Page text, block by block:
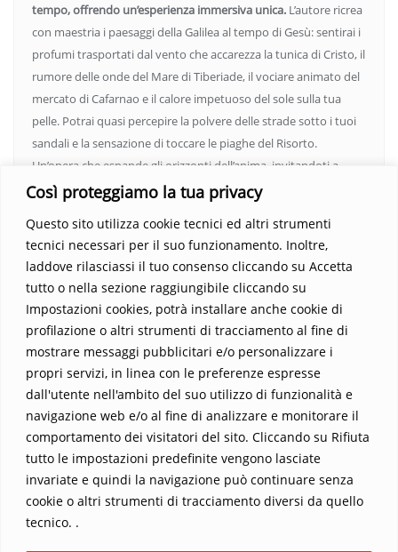
Così proteggiamo la tua privacy
Questo sito utilizza cookie tecnici ed altri strumenti
tecnici necessari per il suo funzionamento. Inoltre,
laddove rilasciassi il tuo consenso cliccando su Accetta
tutto o nella sezione raggiungibile cliccando su
Impostazioni cookies, potrà installare anche cookie di
profilazione o altri strumenti di tracciamento al fine di
mostrare messaggi pubblicitari e/o personalizzare i
propri servizi, in linea con le preferenze espresse
dall'utente nell'ambito del suo utilizzo di funzionalità e
navigazione web e/o al fine di analizzare e monitorare il
comportamento dei visitatori del sito. Cliccando su Rifiuta
tutto le impostazioni predefinite vengono lasciate
invariate e quindi la navigazione può continuare senza
cookie o altri strumenti di tracciamento diversi da quello
tecnico. .
tempo, offrendo un’esperienza immersiva unica. L’autore ricrea
con maestria i paesaggi della Galilea al tempo di Gesù: sentirai i
profumi trasportati dal vento che accarezza la tunica di Cristo, il
rumore delle onde del Mare di Tiberiade, il vociare animato del
mercato di Cafarnao e il calore impetuoso del sole sulla tua
pelle. Potrai quasi percepire la polvere delle strade sotto i tuoi
sandali e la sensazione di toccare le piaghe del Risorto.
Un’opera che espande gli orizzonti dell’anima, invitandoti a
vedere oltre i confini del conosciuto. Scopri un mondo in cui
indimenticabile.Non perdere l’occasione di immergerti in
questo viaggio straordinario. Acquista il libro e lascia che la
Parola trasformi la tua vita
Home Contatti
Sostieni La Buona Parola – dona 5 €, 10 €, 25 €… il tuo contributo